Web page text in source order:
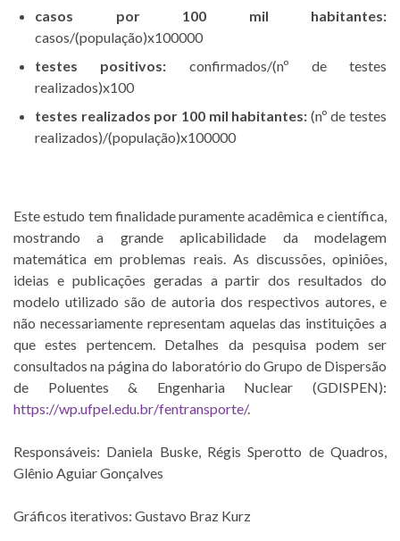
casos por 100 mil habitantes:
casos/(população)x100000
testes positivos: confirmados/(nº de testes
realizados)x100
testes realizados por 100 mil habitantes: (nº de testes
realizados)/(população)x100000
Este estudo tem finalidade puramente acadêmica e científica,
mostrando a grande aplicabilidade da modelagem
matemática em problemas reais. As discussões, opiniões,
ideias e publicações geradas a partir dos resultados do
modelo utilizado são de autoria dos respectivos autores, e
não necessariamente representam aquelas das instituições a
que estes pertencem. Detalhes da pesquisa podem ser
consultados na página do laboratório do Grupo de Dispersão
de Poluentes & Engenharia Nuclear (GDISPEN):
https://wp.ufpel.edu.br/fentransporte/.
Responsáveis: Daniela Buske, Régis Sperotto de Quadros,
Glênio Aguiar Gonçalves
Gráficos iterativos: Gustavo Braz Kurz